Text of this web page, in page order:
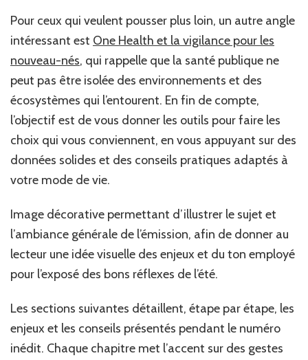
Pour ceux qui veulent pousser plus loin, un autre angle
intéressant est One Health et la vigilance pour les
nouveau-nés, qui rappelle que la santé publique ne
peut pas être isolée des environnements et des
écosystèmes qui l’entourent. En fin de compte,
l’objectif est de vous donner les outils pour faire les
choix qui vous conviennent, en vous appuyant sur des
données solides et des conseils pratiques adaptés à
votre mode de vie.
Image décorative permettant d’illustrer le sujet et
l’ambiance générale de l’émission, afin de donner au
lecteur une idée visuelle des enjeux et du ton employé
pour l’exposé des bons réflexes de l’été.
Les sections suivantes détaillent, étape par étape, les
enjeux et les conseils présentés pendant le numéro
inédit. Chaque chapitre met l’accent sur des gestes